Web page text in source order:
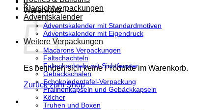
Warenkorb
Es befinden sich keine Produkte im Warenkorb.
Zurück zum Shop
Klarsichtverpackungen
Adventskalender
Adventskalender mit Standardmotiven
Adventskalender mit Eigendruck
Weitere Verpackungen
Macarons Verpackungen
Faltschachteln
Faltschachteln mit Sichtfenster
Gebäckschalen
Schokoladentafel-Verpackung
Pralinenkapseln und Gebäckkapseln
Köcher
Truhen und Boxen